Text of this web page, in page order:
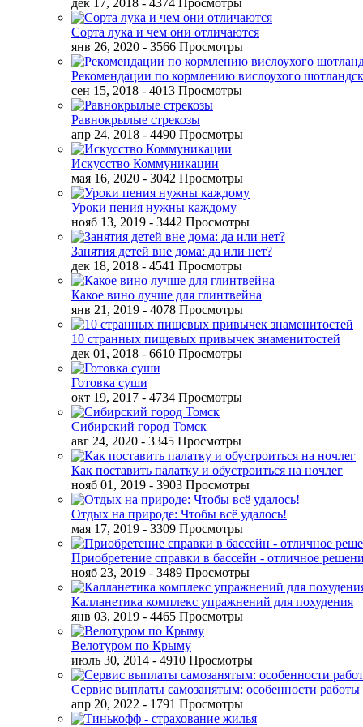
дек 17, 2018 - 4374 Просмотры
Сорта лука и чем они отличаются
янв 26, 2020 - 3566 Просмотры
Рекомендации по кормлению вислоухого
сен 15, 2018 - 4013 Просмотры
Равнокрылые стрекозы
апр 24, 2018 - 4490 Просмотры
Искусство Коммуникации
мая 16, 2020 - 3042 Просмотры
Уроки пения нужны каждому
нояб 13, 2019 - 3442 Просмотры
Занятия детей вне дома: да или нет?
дек 18, 2018 - 4541 Просмотры
Какое вино лучше для глинтвейна
янв 21, 2019 - 4078 Просмотры
10 странных пищевых привычек знаменитостей
дек 01, 2018 - 6610 Просмотры
Готовка суши
окт 19, 2017 - 4734 Просмотры
Сибирский город Томск
авг 24, 2020 - 3345 Просмотры
Как поставить палатку и обустроиться на ночлег
нояб 01, 2019 - 3903 Просмотры
Отдых на природе: Чтобы всё удалось!
мая 17, 2019 - 3309 Просмотры
Приобретение справки в бассейн - отличное
нояб 23, 2019 - 3489 Просмотры
Калланетика комплекс упражнений для похудения
янв 03, 2019 - 4465 Просмотры
Велотуром по Крыму
июль 30, 2014 - 4910 Просмотры
Сервис выплаты самозанятым: особенности работы
апр 20, 2022 - 1791 Просмотры